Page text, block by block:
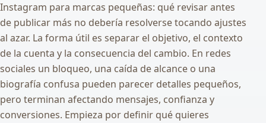
Instagram para marcas pequeñas: qué revisar antes
de publicar más no debería resolverse tocando ajustes
al azar. La forma útil es separar el objetivo, el contexto
de la cuenta y la consecuencia del cambio. En redes
sociales un bloqueo, una caída de alcance o una
biografía confusa pueden parecer detalles pequeños,
pero terminan afectando mensajes, confianza y
conversiones. Empieza por definir qué quieres